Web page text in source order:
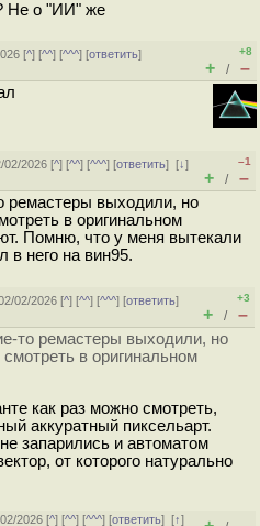
Не о "ИИ" же
[^] [^^] [^^^] [ответить]
+8
+ / –
02/2026 [^] [^^] [^^^] [ответить][↓]
–1
+ / –
ремастеры выходили, но
в оригинальном
Помню, что у меня вытекали
в него на вин95.
02/2026 [^] [^^] [^^^] [ответить]
+3
+ / –
то ремастеры выходили, но
в оригинальном
как раз можно смотреть,
аккуратный пиксельарт.
запарились и автоматом
от которого натурально
2026 [^] [^^] [^^^] [ответить][↑]